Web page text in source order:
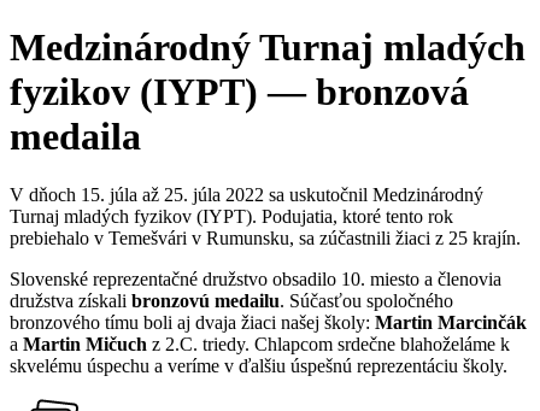
Medzinárodný Turnaj mladých
fyzikov (IYPT) — bronzová
medaila
V dňoch 15. júla až 25. júla 2022 sa uskutočnil Medzinárodný
Turnaj mladých fyzikov (IYPT). Podujatia, ktoré tento rok
prebiehalo v Temešvári v Rumunsku, sa zúčastnili žiaci z 25 krajín.
Slovenské reprezentačné družstvo obsadilo 10. miesto a členovia
družstva získali bronzovú medailu. Súčasťou spoločného
bronzového tímu boli aj dvaja žiaci našej školy: Martin Marcinčák
a Martin Mičuch z 2.C. triedy. Chlapcom srdečne blahoželáme k
skvelému úspechu a veríme v ďalšiu úspešnú reprezentáciu školy.